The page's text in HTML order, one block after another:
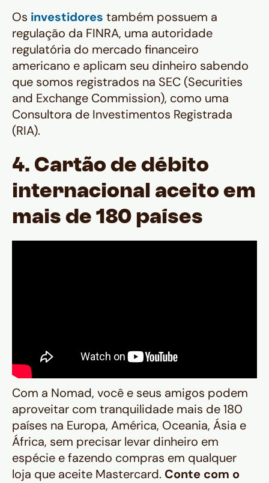
Os investidores também possuem a
regulação da FINRA, uma autoridade
regulatória do mercado financeiro
americano e aplicam seu dinheiro sabendo
que somos registrados na SEC (Securities
and Exchange Commission), como uma
Consultora de Investimentos Registrada
(RIA).
4. Cartão de débito
internacional aceito em
mais de 180 países
Com a Nomad, você e seus amigos podem
aproveitar com tranquilidade mais de 180
países na Europa, América, Oceania, Ásia e
África, sem precisar levar dinheiro em
espécie e fazendo compras em qualquer
loja que aceite Mastercard. Conte com o